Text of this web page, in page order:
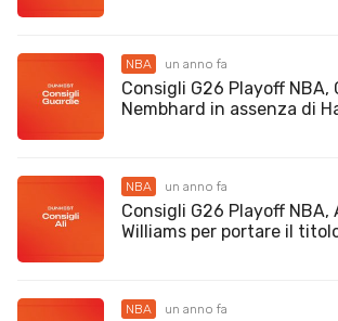
NBA un anno fa
Consigli G26 Playoff NBA,
Nembhard in assenza di
NBA un anno fa
Consigli G26 Playoff NBA,
Williams per portare il titolo
NBA un anno fa